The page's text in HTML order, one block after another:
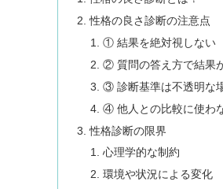
性格の良さ診断の注意点
① 結果を絶対視しない
② 質問の答え方で結果
③ 診断基準は不透明な
④ 他人との比較に使わ
性格診断の限界
心理学的な制約
環境や状況による変化